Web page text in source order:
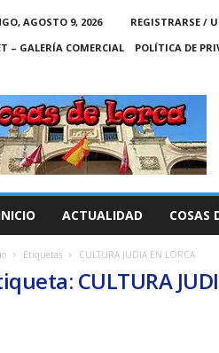
AGOSTO 9, 2026
REGISTRARSE /
– GALERÍA COMERCIAL
POLÍTICA DE
ACTUALIDAD COSAS
Etiquetas CULTURA JUDIA EN LORCA
CULTURA